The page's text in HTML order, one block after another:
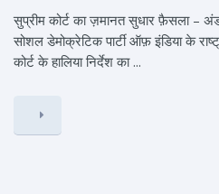
सुप्रीम कोर्ट का ज़मानत सुधार फ़ैसला –
सोशल डेमोक्रेटिक पार्टी ऑफ़ इंडिया के
कोर्ट के हालिया निर्देश का ...